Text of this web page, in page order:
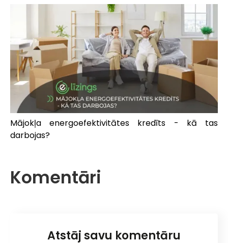
Mājokļa energoefektivitātes kredīts - kā tas
darbojas?
Komentāri
Atstāj savu komentāru